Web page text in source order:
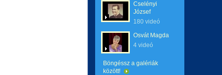
Cselényi
József
180 videó
Osvát Magda
4 videó
Böngéssz a galériák
között!